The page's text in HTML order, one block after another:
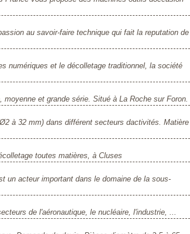
au savoir-faire technique qui fait la reputation de
numériques et le décolletage traditionnel, la société
et grande série. Situé à La Roche sur Foron.
à 32 mm) dans différent secteurs dactivités. Matière
toutes matières, à Cluses
un acteur important dans le domaine de la sous-
de l'aéronautique, le nucléaire, l'industrie, ...